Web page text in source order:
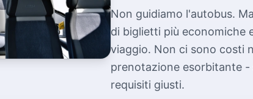
Non guidiamo l'autobus.
di biglietti più economiche
viaggio. Non ci sono costi
prenotazione esorbitante
requisiti giusti.